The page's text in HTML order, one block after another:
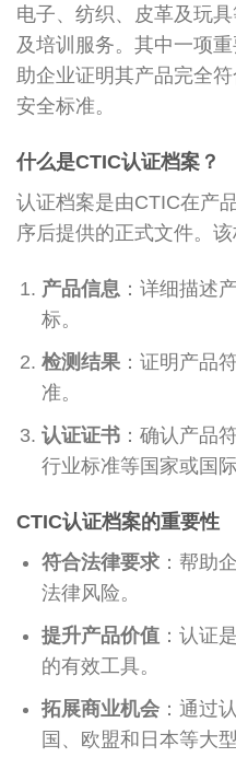
电子、纺织、皮革及玩
及培训服务。其中一项
助企业证明其产品完全
安全标准。
什么是CTIC认证档案？
认证档案是由CTIC在产
序后提供的正式文件。该
产品信息 ：详细描述
标。
检测结果 ：证明产品
准。
认证证书 ：确认产品
行业标准等国家或国际
CTIC认证档案的重要性
符合法律要求 ：帮助
法律风险。
提升产品价值 ：认证
的有效工具。
拓展商业机会 ：通过
国、欧盟和日本等大型